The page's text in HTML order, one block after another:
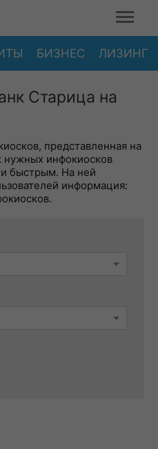
БИЗНЕС ЛИЗИНГ
Старица на
представленная на
нужных инфокиосков
быстрым. На ней
информация: